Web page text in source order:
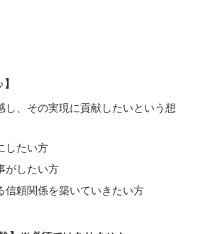
し、その実現に貢献したいという想
したい方
がしたい方
信頼関係を築いていきたい方